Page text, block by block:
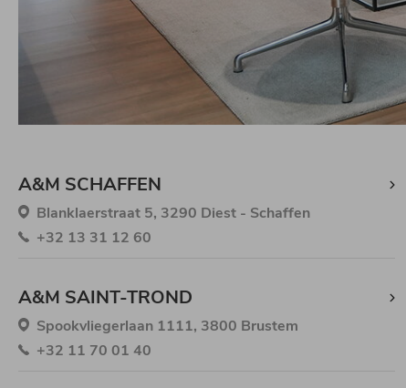
A&M SCHAFFEN
Blanklaerstraat 5, 3290 Diest - Schaffen
+32 13 31 12 60
A&M SAINT-TROND
Spookvliegerlaan 1111, 3800 Brustem
+32 11 70 01 40